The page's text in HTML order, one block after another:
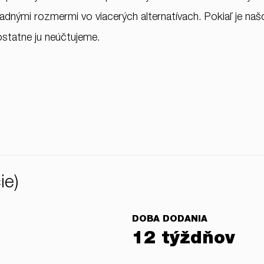
rozmermi vo viacerých alternatívach. Pokiaľ je
ju neúčtujeme.
DOBA DODANIA
12 týždňov